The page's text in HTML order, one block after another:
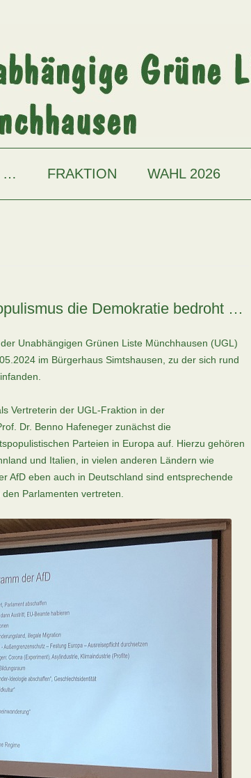
… FRAKTION WAHL 2026
die Demokratie bedroht …
Unabhängigen Grünen Liste Münchhausen (UGL)
im Bürgerhaus Simtshausen, zu der sich rund
Vertreterin der UGL-Fraktion in der
Dr. Benno Hafeneger zunächst die
Parteien in Europa auf. Hierzu gehören
und Italien, in vielen anderen Ländern wie
AfD eben auch in Deutschland sind entsprechende
Parlamenten vertreten.